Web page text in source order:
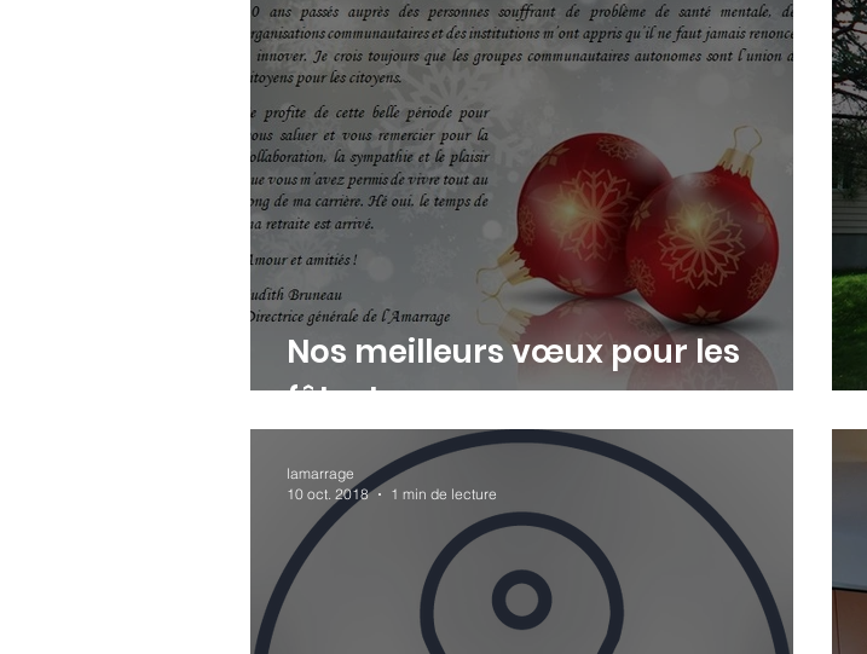
Nos meilleurs vœux pour les
fêtes!
lamarrage
10 oct. 2018
1 min de lecture